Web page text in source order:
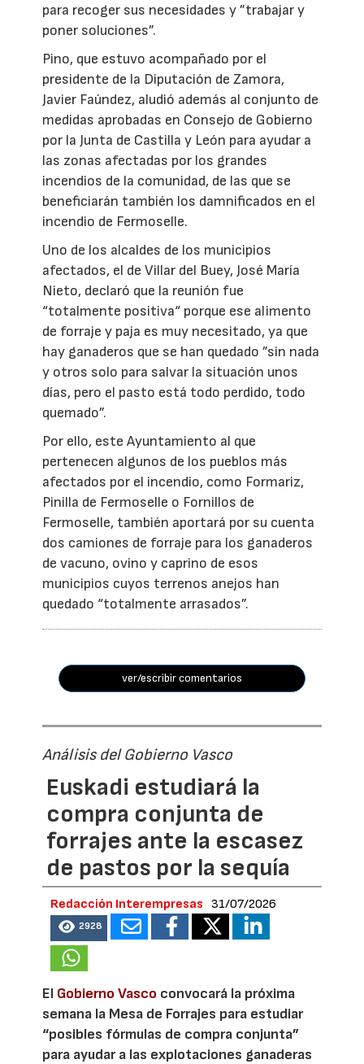
para recoger sus necesidades y ”trabajar y
poner soluciones”.
Pino, que estuvo acompañado por el
presidente de la Diputación de Zamora,
Javier Faúndez, aludió además al conjunto de
medidas aprobadas en Consejo de Gobierno
por la Junta de Castilla y León para ayudar a
las zonas afectadas por los grandes
incendios de la comunidad, de las que se
beneficiarán también los damnificados en el
incendio de Fermoselle.
Uno de los alcaldes de los municipios
afectados, el de Villar del Buey, José María
Nieto, declaró que la reunión fue
“totalmente positiva“ porque ese alimento
de forraje y paja es muy necesitado, ya que
hay ganaderos que se han quedado ”sin nada
y otros solo para salvar la situación unos
días, pero el pasto está todo perdido, todo
quemado”.
Por ello, este Ayuntamiento al que
pertenecen algunos de los pueblos más
afectados por el incendio, como Formariz,
Pinilla de Fermoselle o Fornillos de
Fermoselle, también aportará por su cuenta
dos camiones de forraje para los ganaderos
de vacuno, ovino y caprino de esos
municipios cuyos terrenos anejos han
quedado “totalmente arrasados”.
ver/escribir comentarios
Análisis del Gobierno Vasco
Euskadi estudiará la
compra conjunta de
forrajes ante la escasez
de pastos por la sequía
Redacción Interempresas 31/07/2026
2928
El Gobierno Vasco convocará la próxima
semana la Mesa de Forrajes para estudiar
“posibles fórmulas de compra conjunta”
para ayudar a las explotaciones ganaderas